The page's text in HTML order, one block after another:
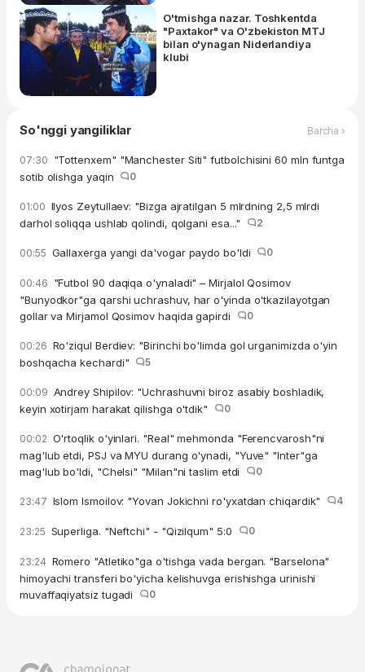
O'tmishga nazar. Toshkentda
"Paxtakor" va O'zbekiston MTJ
bilan o'ynagan Niderlandiya
klubi
So'nggi yangiliklar Barcha ›
07:30 "Tottenxem" "Manchester Siti" futbolchisini 60 mln funtga
sotib olishga yaqin
0
01:00 Ilyos Zeytullaev: "Bizga ajratilgan 5 mlrdning 2,5 mlrdi
darhol soliqqa ushlab qolindi, qolgani esa..."
2
00:55 Gallaxerga yangi da'vogar paydo bo'ldi 0
00:46 "Futbol 90 daqiqa o'ynaladi" – Mirjalol Qosimov
"Bunyodkor"ga qarshi uchrashuv, har o'yinda o'tkazilayotgan
gollar va Mirjamol Qosimov haqida gapirdi
0
00:26 Ro'ziqul Berdiev: "Birinchi bo'limda gol urganimizda o'yin
boshqacha kechardi"
5
00:09 Andrey Shipilov: "Uchrashuvni biroz asabiy boshladik,
keyin xotirjam harakat qilishga o'tdik"
0
00:02 O'rtoqlik o'yinlari. "Real" mehmonda "Ferencvarosh"ni
mag'lub etdi, PSJ va MYU durang o'ynadi, "Yuve" "Inter"ga
mag'lub bo'ldi, "Chelsi" "Milan"ni taslim etdi
0
23:47 Islom Ismoilov: "Yovan Jokichni ro'yxatdan chiqardik" 4
23:25 Superliga. "Neftchi" - "Qizilqum" 5:0 0
23:24 Romero "Atletiko"ga o'tishga vada bergan. "Barselona"
himoyachi transferi bo'yicha kelishuvga erishishga urinishi
muvaffaqiyatsiz tugadi
0